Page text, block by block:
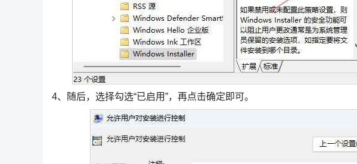
4、随后，选择勾选“已启用”，再点击确定即可。